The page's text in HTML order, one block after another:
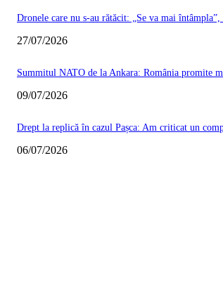
Dronele care nu s-au rătăcit: „Se va mai
27/07/2026
Summitul NATO de la Ankara: România promite
09/07/2026
Drept la replică în cazul Pașca: Am criticat un
06/07/2026